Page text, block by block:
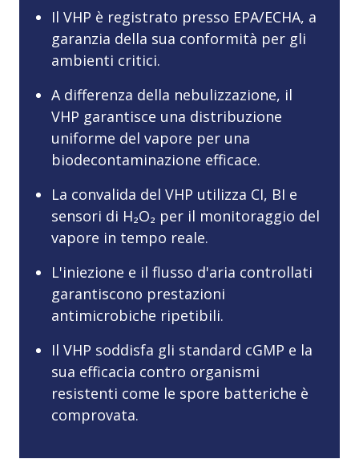
Il VHP è registrato presso EPA/ECHA, a
garanzia della sua conformità per gli
ambienti critici.
A differenza della nebulizzazione, il
VHP garantisce una distribuzione
uniforme del vapore per una
biodecontaminazione efficace.
La convalida del VHP utilizza CI, BI e
sensori di H₂O₂ per il monitoraggio del
vapore in tempo reale.
L'iniezione e il flusso d'aria controllati
garantiscono prestazioni
antimicrobiche ripetibili.
Il VHP soddisfa gli standard cGMP e la
sua efficacia contro organismi
resistenti come le spore batteriche è
comprovata.